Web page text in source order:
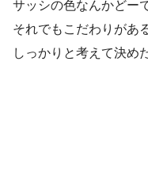
サッシの色なんかどー
それでもこだわりがあ
しっかりと考えて決め